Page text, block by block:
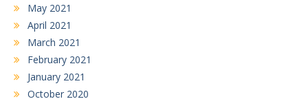
May 2021
April 2021
March 2021
February 2021
January 2021
October 2020